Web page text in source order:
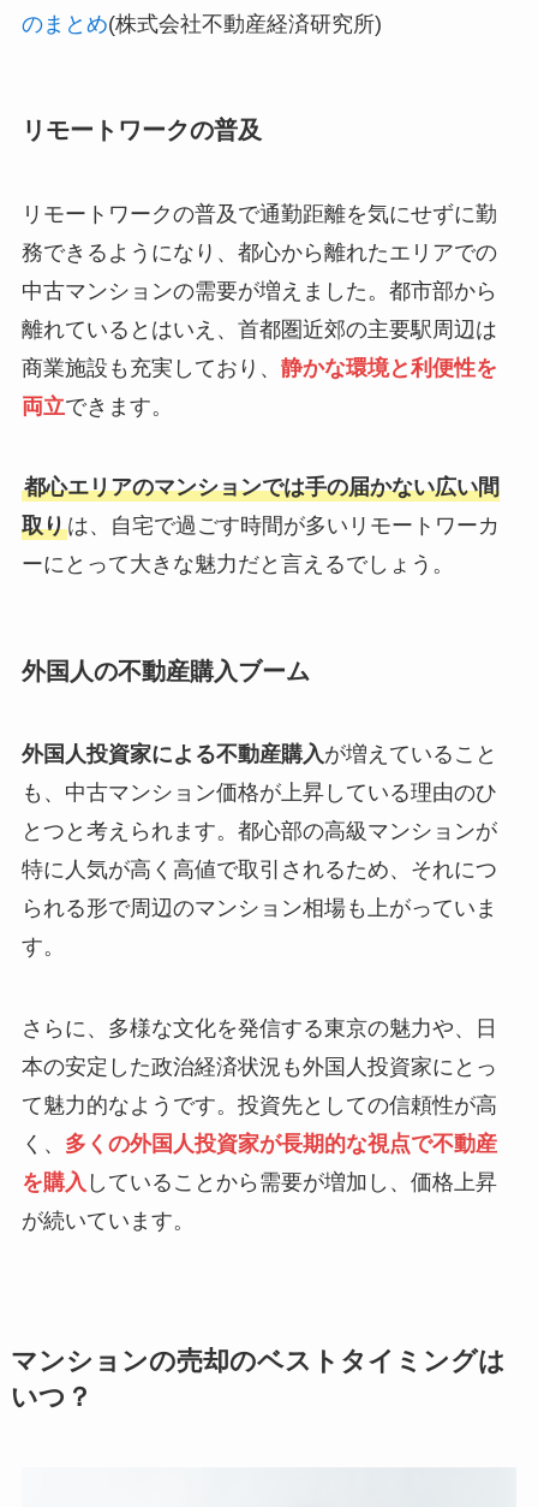
のまとめ(株式会社不動産経済研究所)
リモートワークの普及
リモートワークの普及で通勤距離を気にせずに勤
務できるようになり、都心から離れたエリアでの
中古マンションの需要が増えました。都市部から
離れているとはいえ、首都圏近郊の主要駅周辺は
商業施設も充実しており、 静かな環境と利便性を
両立できます。
都心エリアのマンションでは手の届かない広い間
取りは、自宅で過ごす時間が多いリモートワーカ
ーにとって大きな魅力だと言えるでしょう。
外国人の不動産購入ブーム
外国人投資家による不動産購入が増えていること
も、中古マンション価格が上昇している理由のひ
とつと考えられます。都心部の高級マンションが
特に人気が高く高値で取引されるため、それにつ
られる形で周辺のマンション相場も上がっていま
す。
さらに、多様な文化を発信する東京の魅力や、日
本の安定した政治経済状況も外国人投資家にとっ
て魅力的なようです。投資先としての信頼性が高
く、 多くの外国人投資家が長期的な視点で不動産
を購入 していることから需要が増加し、価格上昇
が続いています。
マンションの売却のベストタイミングは
いつ？